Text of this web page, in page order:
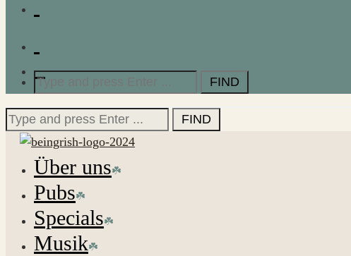
Search
for:
Search
for:
Über uns
Pubs
Specials
Musik